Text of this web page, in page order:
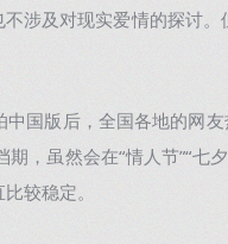
涉及对现实爱情的探讨
版后，全国各地的网友
，虽然会在“情人节”“七
较稳定。